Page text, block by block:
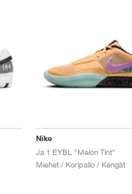
Nike
Ja 1 EYBL "Melon Tint"
Miehet / Koripallo / Kengät